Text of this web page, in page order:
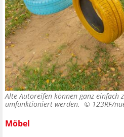
Alte Autoreifen können ganz einfach
umfunktioniert werden. © 123RF/
Möbel